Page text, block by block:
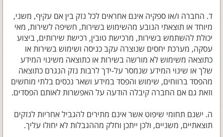
ד. החברה ו/או ספקיה אינם אחראים לכל נזק בין אם עקיף, משני,
מיוחד או תוצאתי הנובע מהשימוש בשירות, חשיפה לשירות, מאי
יכולת להשתמש בשירות, מרכישת טובין, רכישת שירותים, ביצוע
עסקה, מערכת יחסים שנוצרה עקב כניסה ושימוש בשירות או
כתוצאה משימוש לא מורשה בשירות או כתוצאה משינוי המידע
שלך או שינוי המידע שנמסר על-ידך לרבות נזק הנגרם כתוצאה
מהפסד ברווחים, שימוש והפסד במידע ושאר נכסים בלתי מוחשים
וזאת גם אם החברה קיבלה הודעה על האפשרות לאותם הפסדים.
ה. ישנם תחומי שיפוט אשר אינם מתירים להגביל אחריות לנזקים
תוצאתיים, משניים, ולכן ייתכן וחלק מההגבלות לא יחולו עליך.